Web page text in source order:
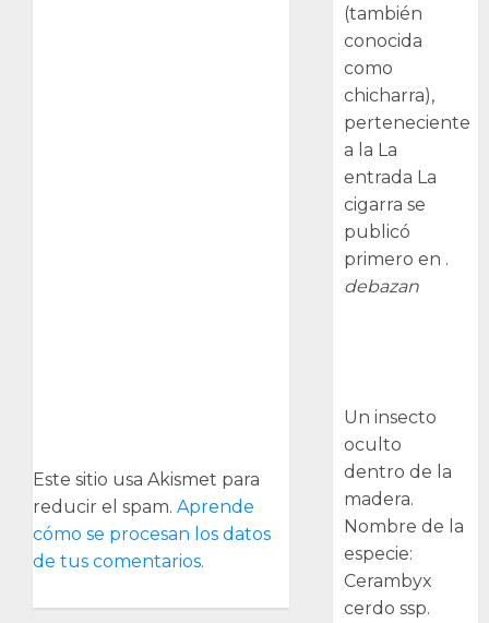
Este sitio usa Akismet para
reducir el spam. Aprende
cómo se procesan los datos
de tus comentarios.
(también
conocida
como
chicharra),
perteneciente
a la La
entrada La
cigarra se
publicó
primero en .
debazan
Un insecto
oculto
dentro de la
madera.
Nombre de la
especie:
Cerambyx
cerdo ssp.